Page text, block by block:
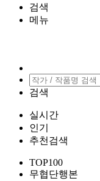
검색
메뉴
검색
실시간
인기
추천검색
TOP100
무협단행본